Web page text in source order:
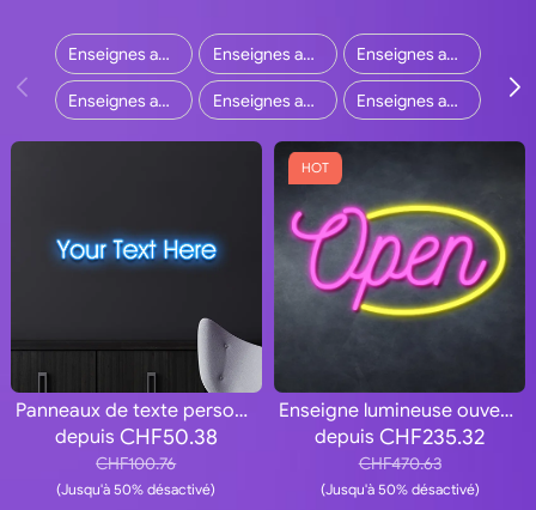
Enseignes au néon de mariage Enseignes au néon pour entreprises Enseignes au néon personnalisées
Enseignes au néon pour la maison Enseignes au néon extérieures Enseignes au néon de bar
Panneaux de texte personnalisés
depuis CHF50.38
CHF100.76
(Jusqu'à 50% désactivé)
HOT
Enseigne lumineuse ouverte
depuisCHF235.32
CHF470.63
(Jusqu'à 50% désactivé)